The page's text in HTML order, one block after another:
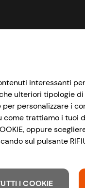
interessanti
ulteriori tipologie
personalizzare i
come trattiamo i tuoi
oppure
sul pulsante
I COOKIE